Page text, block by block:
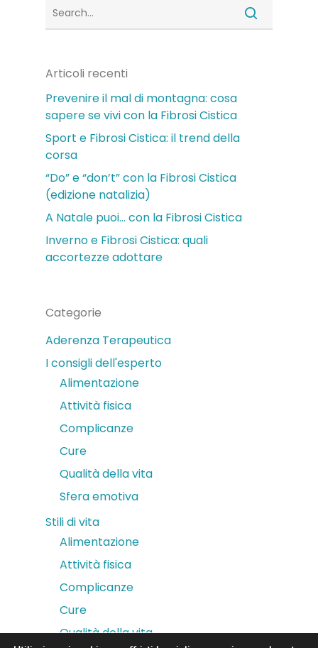
Articoli recenti
Prevenire il mal di montagna: cosa
sapere se vivi con la Fibrosi Cistica
Sport e Fibrosi Cistica: il trend della
corsa
“Do” e “don’t” con la Fibrosi Cistica
(edizione natalizia)
A Natale puoi… con la Fibrosi Cistica
Inverno e Fibrosi Cistica: quali
accortezze adottare
Categorie
Aderenza Terapeutica
I consigli dell'esperto
Alimentazione
Attività fisica
Complicanze
Cure
Qualità della vita
Sfera emotiva
Stili di vita
Alimentazione
Attività fisica
Complicanze
Cure
Qualità della vita